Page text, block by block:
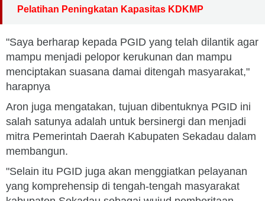
Pelatihan Peningkatan Kapasitas KDKMP
"Saya berharap kepada PGID yang telah dilantik agar
mampu menjadi pelopor kerukunan dan mampu
menciptakan suasana damai ditengah masyarakat,"
harapnya
Aron juga mengatakan, tujuan dibentuknya PGID ini
salah satunya adalah untuk bersinergi dan menjadi
mitra Pemerintah Daerah Kabupaten Sekadau dalam
membangun.
"Selain itu PGID juga akan menggiatkan pelayanan
yang komprehensip di tengah-tengah masyarakat